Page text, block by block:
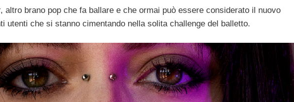
, altro brano pop che fa ballare e che ormai può essere considerato il nuovo
utenti che si stanno cimentando nella solita challenge del balletto.